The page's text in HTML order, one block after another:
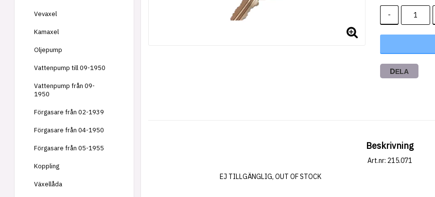
Vevaxel
Kamaxel
Oljepump
Vattenpump till 09-1950
Vattenpump från 09-
1950
Förgasare från 02-1939
Förgasare från 04-1950
Förgasare från 05-1955
Koppling
Växellåda
-
DELA
Beskrivning
Art.nr: 215.071
EJ TILLGÄNGLIG, OUT OF STOCK